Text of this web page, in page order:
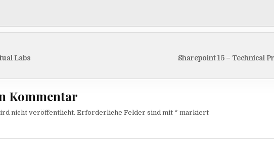
Sharepoint 15 – Technical
Labs
Kommentar
nicht veröffentlicht. Erforderliche Felder sind mit * markiert